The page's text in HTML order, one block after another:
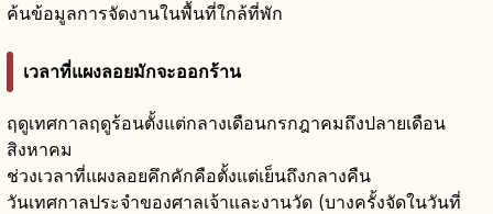
ค้นข้อมูลการจัดงานในพื้นที่ใกล้ที่พัก
เวลาที่แผงลอยมักจะออกร้าน
ฤดูเทศกาลฤดูร้อนตั้งแต่กลางเดือนกรกฎาคมถึงปลายเดือน
สิงหาคม
ช่วงเวลาที่แผงลอยคึกคักคือตั้งแต่เย็นถึงกลางคืน
วันเทศกาลประจำของศาลเจ้าและงานวัด (บางครั้งจัดในวันที่